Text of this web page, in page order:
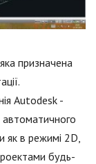
призначена
Autodesk -
автоматичного
як в режимі 2D,
будь-